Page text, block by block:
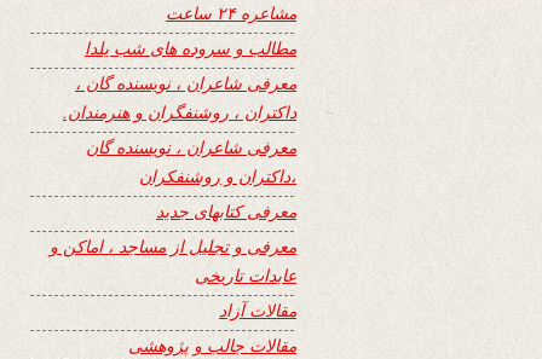
مشاعره ۲۴ ساعت
مطالب و سروده های شب یلدا
معرفی شاعران ، نویسنده گان ،
داکتران ، روشنفگران و هنرمندان.
معرفی شاعران ، نویسنده گان
،داکتران و روشنفکران
معرفی کتابهای جدید
معرفی و تجلیل از مساجد ، اماکن و
عابدات تاریخی
مقالات آزاد
مقالات جالب و پژوهشی